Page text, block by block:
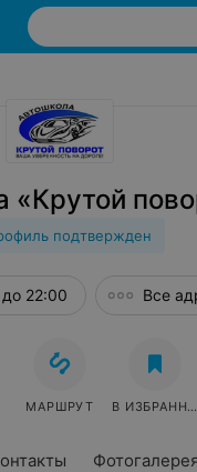
«Крутой
подтвержден
до 22:00 Все
МАРШРУТ В ИЗБРАННОЕ